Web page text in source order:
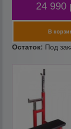
24 990